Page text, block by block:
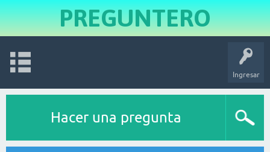
PREGUNTERO
Ingresar
Hacer una pregunta